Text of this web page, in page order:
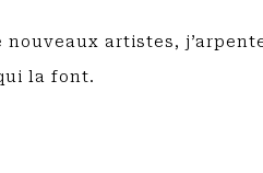
nouveaux artistes,
la font.